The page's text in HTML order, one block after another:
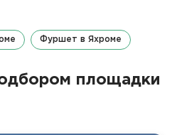
Фуршет в Яхроме
площадки